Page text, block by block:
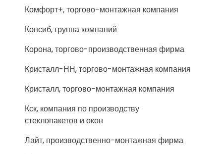
Комфорт+, торгово-монтажная компания
Консиб, группа компаний
Корона, торгово-производственная фирма
Кристалл-НН, торгово-монтажная компания
Кристалл, торгово-монтажная компания
Кск, компания по производству
стеклопакетов и окон
Лайт, производственно-монтажная фирма